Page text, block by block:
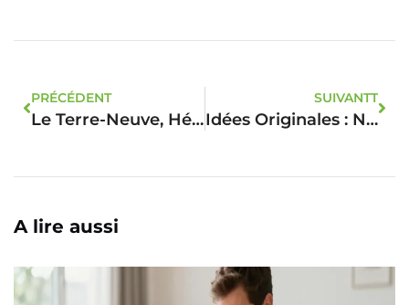
PRÉCÉDENT
Le Terre-Neuve, Héros Insoupçonné Du Sauvetage En Mer
SUIVANTT
Idées Originales : Nommer Sa Poule Avec Humour Et Tendresse
A lire aussi